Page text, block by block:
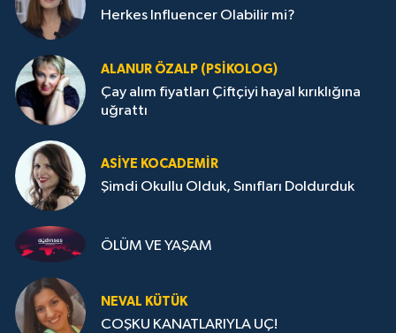
Herkes Influencer Olabilir mi?
ALANUR ÖZALP (PSIKOLOG)
Çay alım fiyatları Çiftçiyi hayal kırıklığına
uğrattı
ASIYE KOCADEMİR
Şimdi Okullu Olduk, Sınıfları Doldurduk
ÖLÜM VE YAŞAM
NEVAL KÜTÜK
COŞKU KANATLARIYLA UÇ!